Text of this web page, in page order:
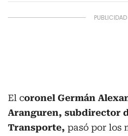
El coronel Germán
Aranguren, subdirector
Transporte, pasó por los